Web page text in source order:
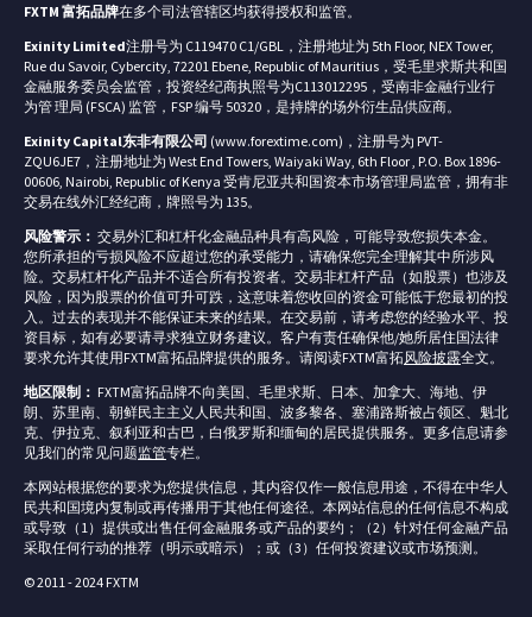
FXTM 富拓品牌在多个司法管辖区均获得授权和监管。
Exinity Limited注册号为 C119470 C1/GBL，注册地址为 5th Floor, NEX Tower,
Rue du Savoir, Cybercity, 72201 Ebene, Republic of Mauritius，受毛里求斯共和国
金融服务委员会监管，投资经纪商执照号为C113012295，受南非金融行业行
为管 理局 (FSCA) 监管，FSP 编号 50320，是持牌的场外衍生品供应商。
Exinity Capital东非有限公司 (www.forextime.com)，注册号为 PVT-
ZQU6JE7，注册地址为 West End Towers, Waiyaki Way, 6th Floor , P.O. Box 1896-
00606, Nairobi, Republic of Kenya 受肯尼亚共和国资本市场管理局监管，拥有非
交易在线外汇经纪商，牌照号为 135。
风险警示： 交易外汇和杠杆化金融品种具有高风险，可能导致您损失本金。
您所承担的亏损风险不应超过您的承受能力，请确保您完全理解其中所涉风
险。交易杠杆化产品并不适合所有投资者。交易非杠杆产品（如股票）也涉及
风险，因为股票的价值可升可跌，这意味着您收回的资金可能低于您最初的投
入。过去的表现并不能保证未来的结果。在交易前，请考虑您的经验水平、投
资目标，如有必要请寻求独立财务建议。客户有责任确保他/她所居住国法律
要求允许其使用FXTM富拓品牌提供的服务。请阅读FXTM富拓风险披露全文。
地区限制： FXTM富拓品牌不向美国、毛里求斯、日本、加拿大、海地、伊
朗、苏里南、朝鲜民主主义人民共和国、波多黎各、塞浦路斯被占领区、魁北
克、伊拉克、叙利亚和古巴，白俄罗斯和缅甸的居民提供服务。更多信息请参
见我们的常见问题监管专栏。
本网站根据您的要求为您提供信息，其内容仅作一般信息用途，不得在中华人
民共和国境内复制或再传播用于其他任何途径。本网站信息的任何信息不构成
或导致（1）提供或出售任何金融服务或产品的要约；（2）针对任何金融产品
采取任何行动的推荐（明示或暗示）；或（3）任何投资建议或市场预测。
© 2011 - 2024 FXTM